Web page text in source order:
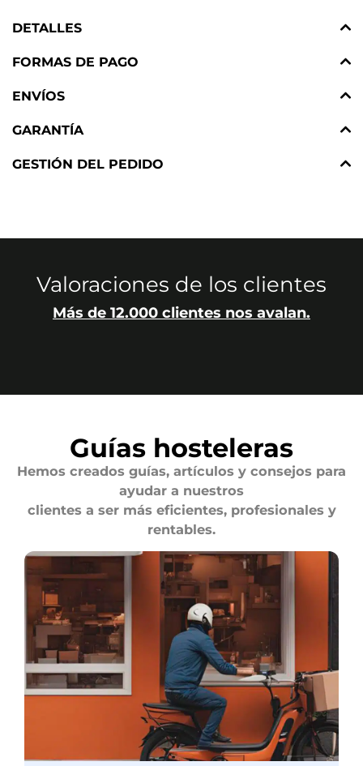
DETALLES
FORMAS DE PAGO
ENVÍOS
GARANTÍA
GESTIÓN DEL PEDIDO
Valoraciones de los clientes
Más de 12.000 clientes nos avalan.
Guías hosteleras
Hemos creados guías, artículos y consejos para
ayudar a nuestros
clientes a ser más eficientes, profesionales y
rentables.